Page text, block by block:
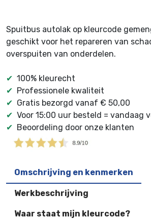
Spuitbus autolak op kleurcode
geschikt voor het repareren van
overspuiten van onderdelen.
✔ 100% kleurecht
✔ Professionele kwaliteit
✔ Gratis bezorgd vanaf € 50,00
✔ Voor 15:00 uur besteld = vandaag
✔ Beoordeling door onze klanten
Omschrijving en kenmerken
Werkbeschrijving
Waar staat mijn kleurcode?